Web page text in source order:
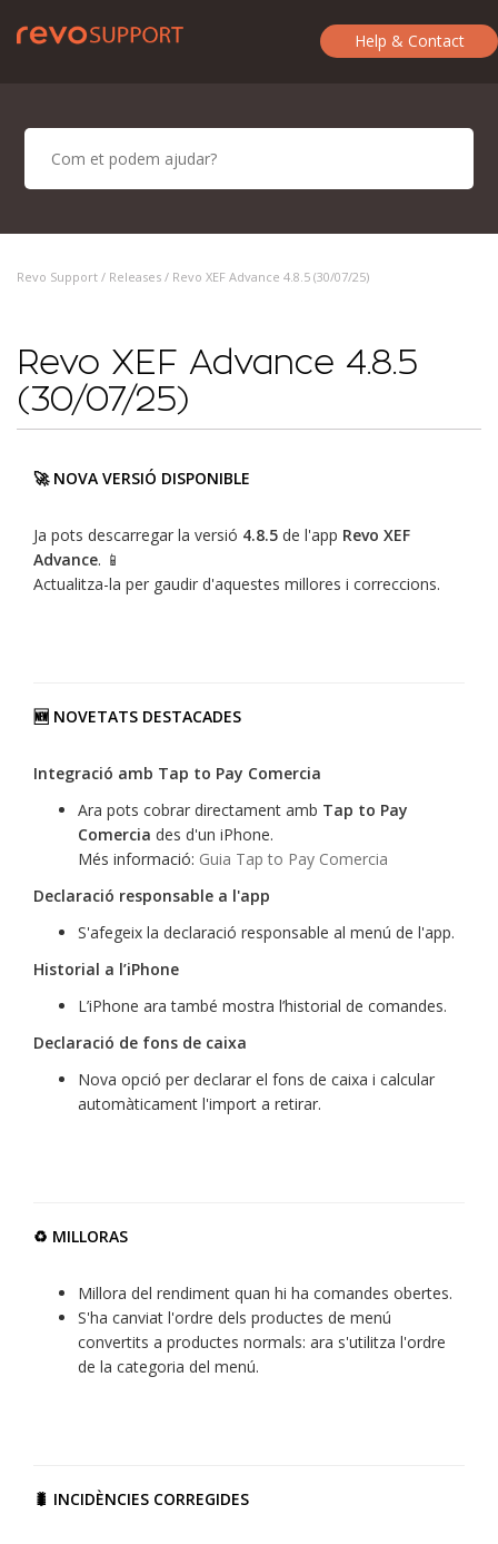
Help & Contact
Revo Support / Releases / Revo XEF Advance 4.8.5 (30/07/25)
Revo XEF Advance 4.8.5
(30/07/25)
🚀 NOVA VERSIÓ DISPONIBLE
Ja pots descarregar la versió 4.8.5 de l'app Revo XEF
Advance. 📱
Actualitza-la per gaudir d'aquestes millores i correccions.
🆕 NOVETATS DESTACADES
Integració amb Tap to Pay Comercia
Ara pots cobrar directament amb Tap to Pay
Comercia des d'un iPhone.
Més informació: Guia Tap to Pay Comercia
Declaració responsable a l'app
S'afegeix la declaració responsable al menú de l'app.
Historial a l’iPhone
L’iPhone ara també mostra l’historial de comandes.
Declaració de fons de caixa
Nova opció per declarar el fons de caixa i calcular
automàticament l'import a retirar.
♻️ MILLORAS
Millora del rendiment quan hi ha comandes obertes.
S'ha canviat l'ordre dels productes de menú
convertits a productes normals: ara s'utilitza l'ordre
de la categoria del menú.
🐛 INCIDÈNCIES CORREGIDES